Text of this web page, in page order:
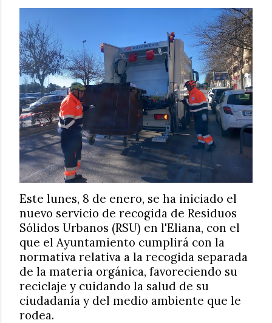
Este lunes, 8 de enero, se ha iniciado el
nuevo servicio de recogida de Residuos
Sólidos Urbanos (RSU) en l'Eliana, con el
que el Ayuntamiento cumplirá con la
normativa relativa a la recogida separada
de la materia orgánica, favoreciendo su
reciclaje y cuidando la salud de su
ciudadanía y del medio ambiente que le
rodea.